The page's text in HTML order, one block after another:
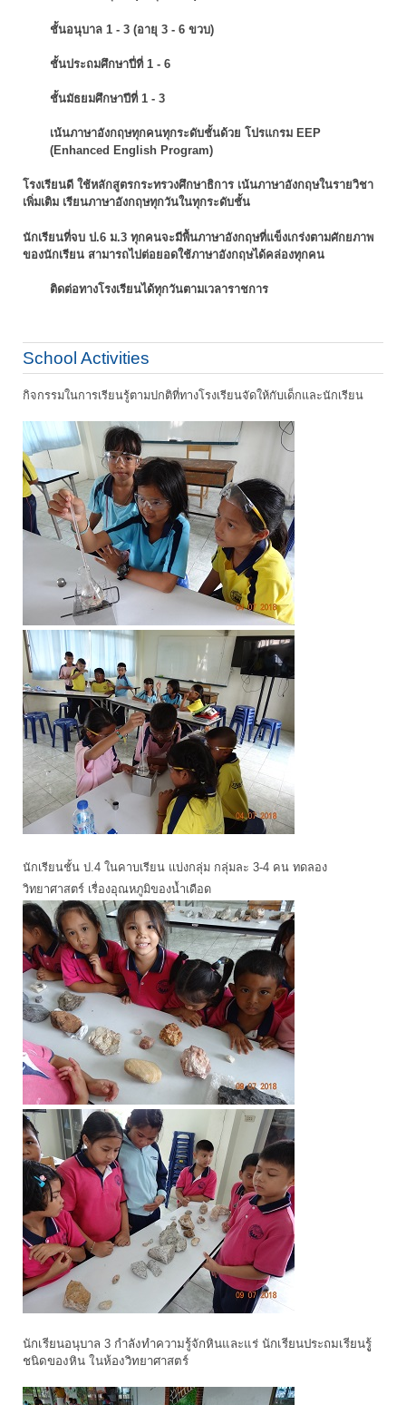
ชั้นอนุบาล 1 - 3 (อายุ 3 - 6 ขวบ)
ชั้นประถมศึกษาปี่ที่ 1 - 6
ชั้นมัธยมศึกษาปีที่ 1 - 3
เน้นภาษาอังกฤษทุกคนทุกระดับชั้นด้วย โปรแกรม EEP
(Enhanced English Program)
โรงเรียนดี ใช้หลักสูตรกระทรวงศึกษาธิการ เน้นภาษาอังกฤษในรายวิชา
เพิ่มเติม เรียนภาษาอังกฤษทุกวันในทุกระดับชั้น
นักเรียนที่จบ ป.6 ม.3 ทุกคนจะมีพื้นภาษาอังกฤษที่แข็งเกร่งตามศักยภาพ
ของนักเรียน สามารถไปต่อยอดใช้ภาษาอังกฤษได้คล่องทุกคน
ติดต่อทางโรงเรียนได้ทุกวันตามเวลาราชการ
School Activities
กิจกรรมในการเรียนรู้ตามปกติที่ทางโรงเรียนจัดให้กับเด็กและนักเรียน
นักเรียนชั้น ป.4 ในคาบเรียน แบ่งกลุ่ม กลุ่มละ 3-4 คน ทดลอง
วิทยาศาสตร์ เรื่องอุณหภูมิของน้ำเดือด
นักเรียนอนุบาล 3 กำลังทำความรู้จักหินและแร่ นักเรียนประถมเรียนรูู้
ชนิดของหิน ในห้องวิทยาศาสตร์